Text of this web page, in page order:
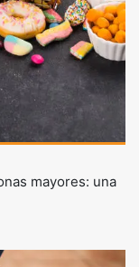
mayores: una